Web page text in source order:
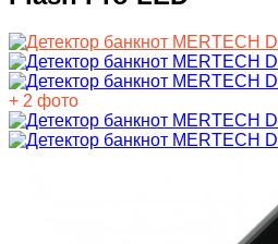
+ 2 фото